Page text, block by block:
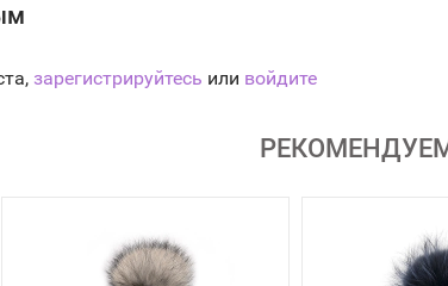
зарегистрируйтесь или войдите